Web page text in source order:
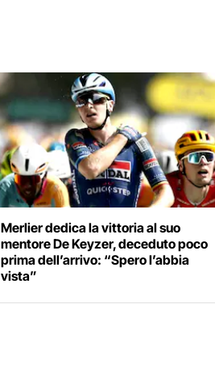
Merlier dedica la vittoria al suo
mentore De Keyzer, deceduto poco
prima dell’arrivo: “Spero l’abbia
vista”